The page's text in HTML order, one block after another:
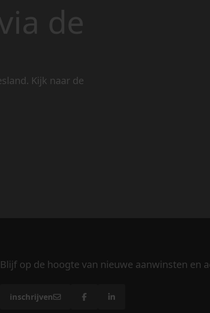
de
Kijk naar de
Blijf op de hoogte van nieuwe aanwinsten en
inschrijven